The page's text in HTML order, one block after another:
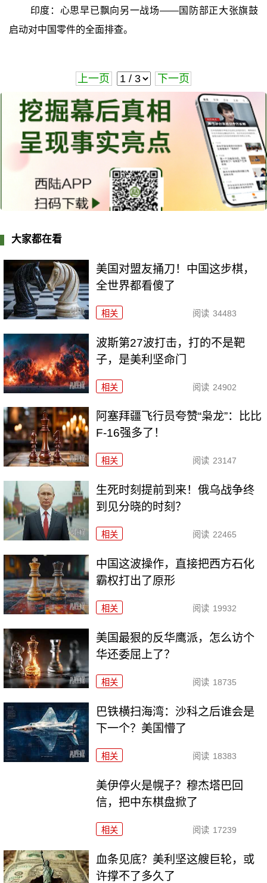
印度：心思早已飘向另一战场——国防部正大张旗鼓
启动对中国零件的全面排查。
上一页 下一页
大家都在看
美国对盟友捅刀！中国这步棋，
全世界都看傻了
相关 阅读 34483
波斯第27波打击，打的不是靶
子，是美利坚命门
相关 阅读 24902
阿塞拜疆飞行员夸赞“枭龙”：比比
F-16强多了！
相关 阅读 23147
生死时刻提前到来！俄乌战争终
到见分晓的时刻？
相关 阅读 22465
中国这波操作，直接把西方石化
霸权打出了原形
相关 阅读 19932
美国最狠的反华鹰派，怎么访个
华还委屈上了？
相关 阅读 18735
巴铁横扫海湾：沙科之后谁会是
下一个？美国懵了
相关 阅读 18383
美伊停火是幌子？穆杰塔巴回
信，把中东棋盘掀了
相关 阅读 17239
血条见底？美利坚这艘巨轮，或
许撑不了多久了